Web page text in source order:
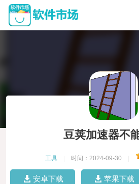
豆荚加速器不
工具 时间：2024-09-30
安卓下载 苹果下载